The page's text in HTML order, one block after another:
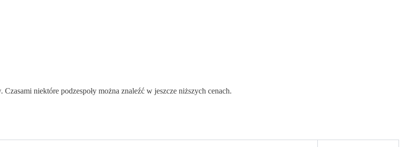
niektóre podzespoły można znaleźć w jeszcze niższych cenach.